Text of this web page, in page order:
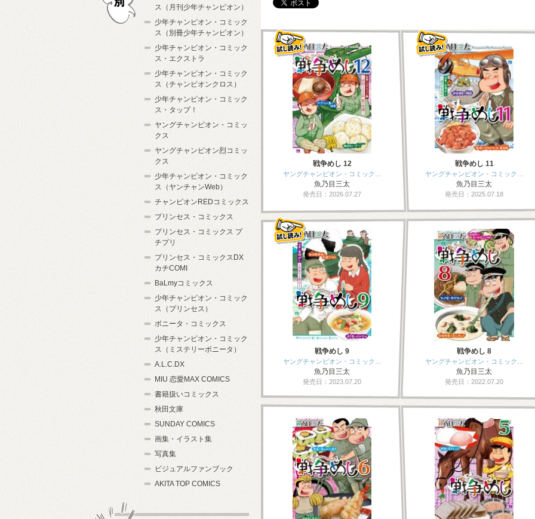
戦争めし 12
ヤングチャンピオン・コミック…
魚乃目三太
発売日：2026.07.27
戦争めし 11
ヤングチャンピオン・コミック…
魚乃目三太
発売日：2025.07.18
戦争めし 9
ヤングチャンピオン・コミック…
魚乃目三太
発売日：2023.07.20
戦争めし 8
ヤングチャンピオン・コミック…
魚乃目三太
発売日：2022.07.20
ス（月刊少年チャンピオン）
少年チャンピオン・コミック
ス（別冊少年チャンピオン）
少年チャンピオン・コミック
ス・エクストラ
少年チャンピオン・コミック
ス（チャンピオンクロス）
少年チャンピオン・コミック
ス・タップ！
ヤングチャンピオン・コミッ
クス
ヤングチャンピオン烈コミッ
クス
少年チャンピオン・コミック
ス（ヤンチャンWeb）
チャンピオンREDコミックス
プリンセス・コミックス
プリンセス・コミックス プ
チプリ
プリンセス・コミックスDX
カチCOMI
BaLmyコミックス
少年チャンピオン・コミック
ス（プリンセス）
ボニータ・コミックス
少年チャンピオン・コミック
ス（ミステリーボニータ）
A.L.C.DX
MIU 恋愛MAX COMICS
書籍扱いコミックス
秋田文庫
SUNDAY COMICS
画集・イラスト集
写真集
ビジュアルファンブック
AKITA TOP COMICS